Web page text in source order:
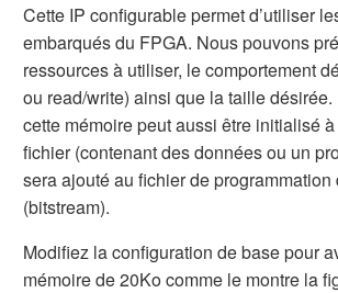
Cette IP configurable permet d’utiliser
embarqués du FPGA. Nous pouvons
ressources à utiliser, le comportement
ou read/write) ainsi que la taille
cette mémoire peut aussi être initialisé à
fichier (contenant des données ou un
sera ajouté au fichier de programmation
(bitstream).
Modifiez la configuration de base pour
mémoire de 20Ko comme le montre la